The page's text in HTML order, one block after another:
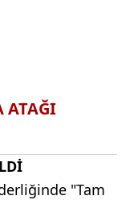
ATAĞI
"Tam